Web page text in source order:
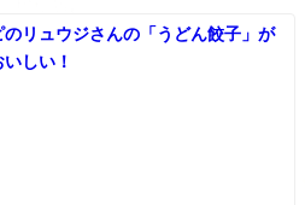
のリュウジさんの「うどん餃子」が
しい！